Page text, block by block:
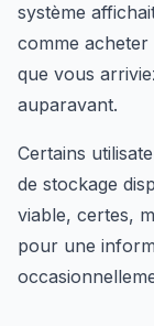
système
comme
que vous
auparavant.
Certains
de stockage
viable, certes,
pour une